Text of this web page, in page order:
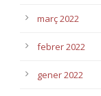
març 2022
febrer 2022
gener 2022